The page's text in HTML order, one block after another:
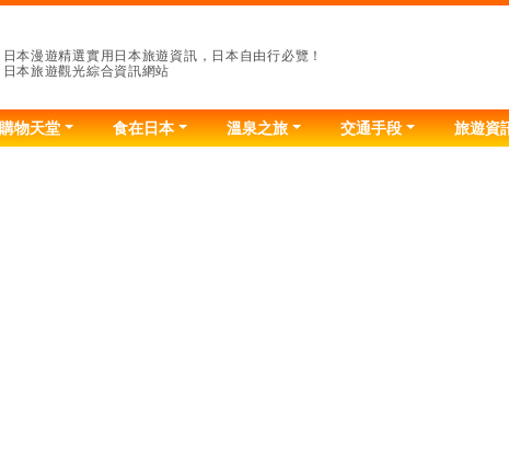
日本漫遊精選實用日本旅遊資訊，日本自由行必覽！
日本旅遊觀光綜合資訊網站
購物天堂 食在日本 溫泉之旅 交通手段 旅遊資